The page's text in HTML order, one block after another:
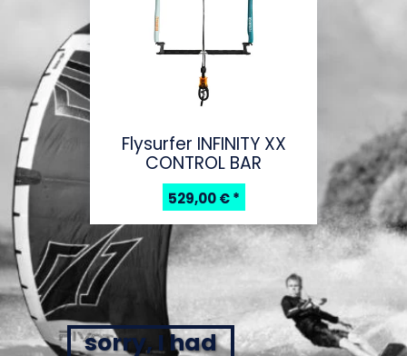
Flysurfer INFINITY XX
CONTROL BAR
529,00 €*
sorry, I had